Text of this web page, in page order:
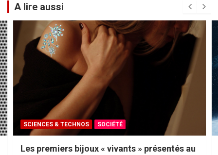
A lire aussi
SCIENCES & TECHNOS SOCIÉTÉ
Les premiers bijoux « vivants » présentés au